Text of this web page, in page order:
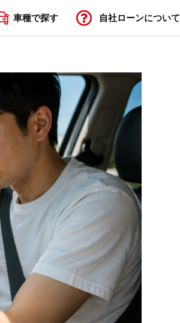
車種で探す 自社ローンについて